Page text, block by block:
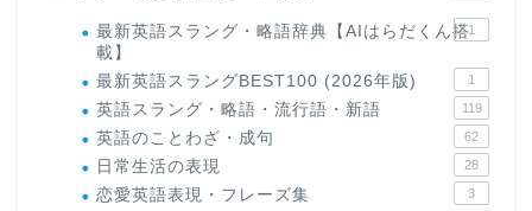
最新英語スラング・略語辞典【AIはらだくん搭
載】
1
最新英語スラングBEST100 (2026年版) 1
英語スラング・略語・流行語・新語 119
英語のことわざ・成句 62
日常生活の表現 28
恋愛英語表現・フレーズ集 3